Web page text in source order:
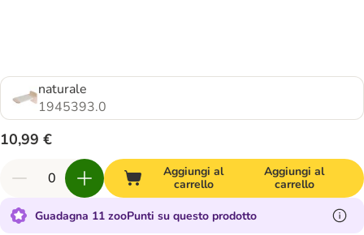
naturale
1945393.0
10,99 €
Aggiungi al
carrello
Aggiungi al
carrello
Guadagna 11 zooPunti su questo prodotto